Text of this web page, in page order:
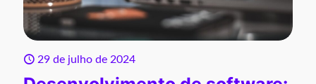
29 de julho de 2024